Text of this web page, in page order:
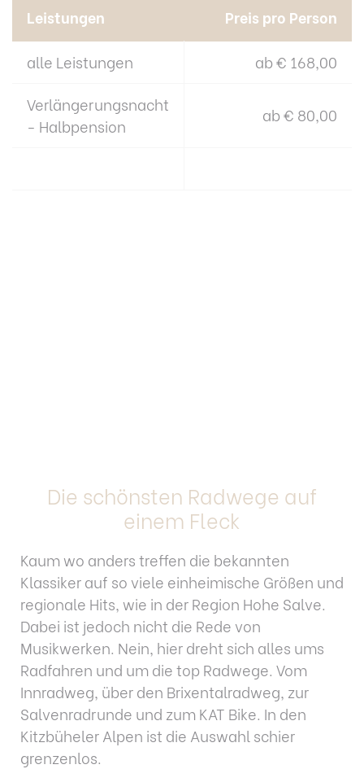
Leistungen Preis pro Person
alle Leistungen
ab € 168,00
Verlängerungsnacht
- Halbpension
ab € 80,00
Die schönsten Radwege auf
einem Fleck
Kaum wo anders treffen die bekannten
Klassiker auf so viele einheimische Größen und
regionale Hits, wie in der Region Hohe Salve.
Dabei ist jedoch nicht die Rede von
Musikwerken. Nein, hier dreht sich alles ums
Radfahren und um die top Radwege. Vom
Innradweg, über den Brixentalradweg, zur
Salvenradrunde und zum KAT Bike. In den
Kitzbüheler Alpen ist die Auswahl schier
grenzenlos.